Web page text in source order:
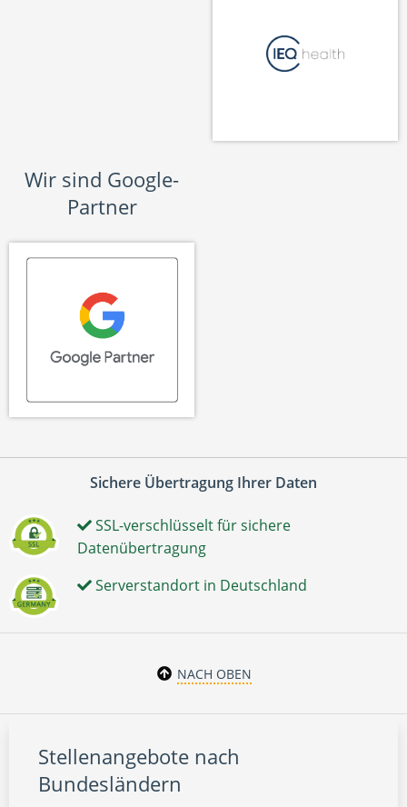
Wir sind Google-
Partner
Sichere Übertragung Ihrer Daten
SSL-verschlüsselt für sichere
Datenübertragung
Serverstandort in Deutschland
NACH OBEN
Stellenangebote nach
Bundesländern